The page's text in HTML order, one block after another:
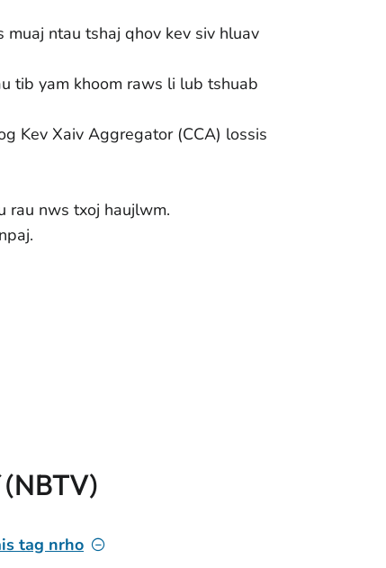
ntau tshaj qhov kev siv hluav
tib yam khoom raws li lub tshuab
Kev Xaiv Aggregator (CCA) lossis
rau nws txoj haujlwm.
tag nrho